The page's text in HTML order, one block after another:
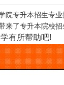
院专升本招生专业
来了专升本院校
有所帮助吧!